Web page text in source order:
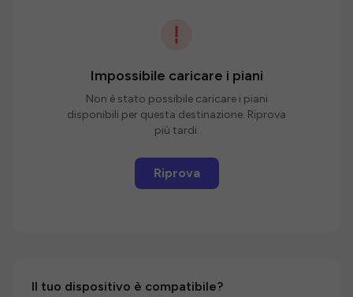
Impossibile caricare i piani
Non è stato possibile caricare i piani
disponibili per questa destinazione. Riprova
più tardi.
Riprova
Il tuo dispositivo è compatibile?